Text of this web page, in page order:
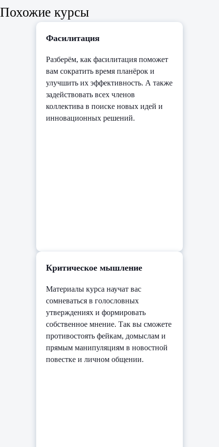
Похожие курсы
Фасилитация
Разберём, как фасилитация поможет
вам сократить время планёрок и
улучшить их эффективность. А также
задействовать всех членов
коллектива в поиске новых идей и
инновационных решений.
Критическое мышление
Материалы курса научат вас
сомневаться в голословных
утверждениях и формировать
собственное мнение. Так вы сможете
противостоять фейкам, домыслам и
прямым манипуляциям в новостной
повестке и личном общении.